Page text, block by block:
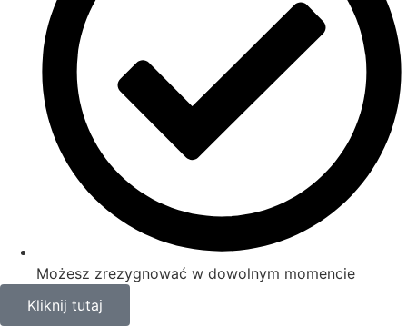
Możesz zrezygnować w dowolnym momencie
Kliknij tutaj